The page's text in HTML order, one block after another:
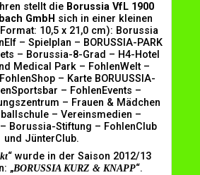
stellt die Borussia VfL 1900
GmbH sich in einer kleinen
10,5 x 21,0 cm): Borussia
– Spielplan – BORUSSIA-PARK
– Borussia-8-Grad – H4-Hotel
Medical Park – FohlenWelt –
– Karte BORUUSSIA-
– FohlenEvents –
– Frauen & Mädchen
– Vereinsmedien –
Borussia-Stiftung – FohlenClub
und JünterClub.
“ wurde in der Saison 2012/13
„BORUSSIA KURZ & KNAPP“.